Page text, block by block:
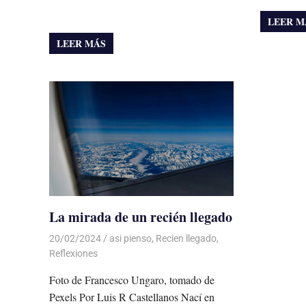
LEER MÁS
LEER
La mirada de un recién llegado
20/02/2024 De todo un Poco
asi pienso, Recien llegado,
Reflexiones
Foto de Francesco Ungaro, tomado de
Pexels Por Luis R Castellanos Nací en